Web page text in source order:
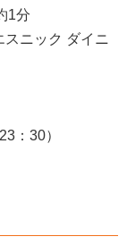
1分
ニック ダイニ
：30）